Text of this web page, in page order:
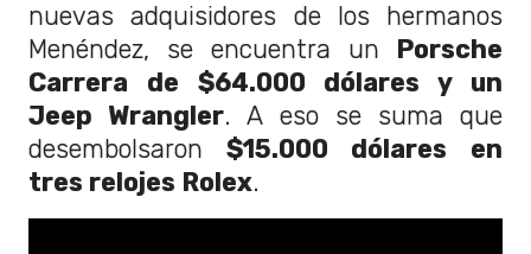
nuevas adquisidores de los hermanos
Menéndez, se encuentra un Porsche
Carrera de $64.000 dólares y un
Jeep Wrangler. A eso se suma que
desembolsaron $15.000 dólares en
tres relojes Rolex.